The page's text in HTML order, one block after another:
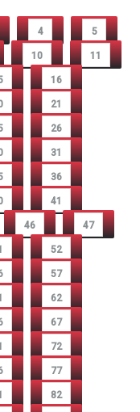
4 5
10 11
16
21
26
31
36
41
46 47
52
57
62
67
72
77
82